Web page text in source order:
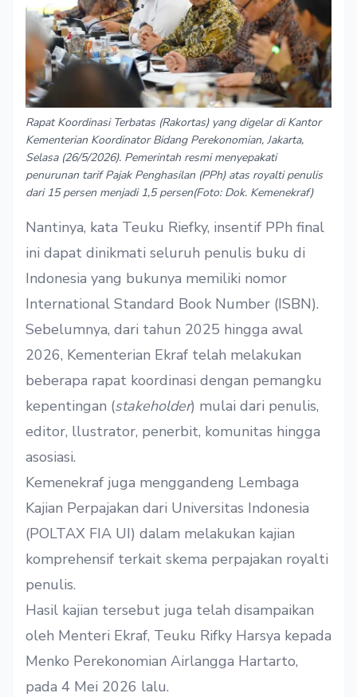
Rapat Koordinasi Terbatas (Rakortas) yang digelar di Kantor
Kementerian Koordinator Bidang Perekonomian, Jakarta,
Selasa (26/5/2026). Pemerintah resmi menyepakati
penurunan tarif Pajak Penghasilan (PPh) atas royalti penulis
dari 15 persen menjadi 1,5 persen(Foto: Dok. Kemenekraf)
Nantinya, kata Teuku Riefky, insentif PPh final
ini dapat dinikmati seluruh penulis buku di
Indonesia yang bukunya memiliki nomor
International Standard Book Number (ISBN).
Sebelumnya, dari tahun 2025 hingga awal
2026, Kementerian Ekraf telah melakukan
beberapa rapat koordinasi dengan pemangku
kepentingan (stakeholder) mulai dari penulis,
editor, llustrator, penerbit, komunitas hingga
asosiasi.
Kemenekraf juga menggandeng Lembaga
Kajian Perpajakan dari Universitas Indonesia
(POLTAX FIA UI) dalam melakukan kajian
komprehensif terkait skema perpajakan royalti
penulis.
Hasil kajian tersebut juga telah disampaikan
oleh Menteri Ekraf, Teuku Rifky Harsya kepada
Menko Perekonomian Airlangga Hartarto,
pada 4 Mei 2026 lalu.